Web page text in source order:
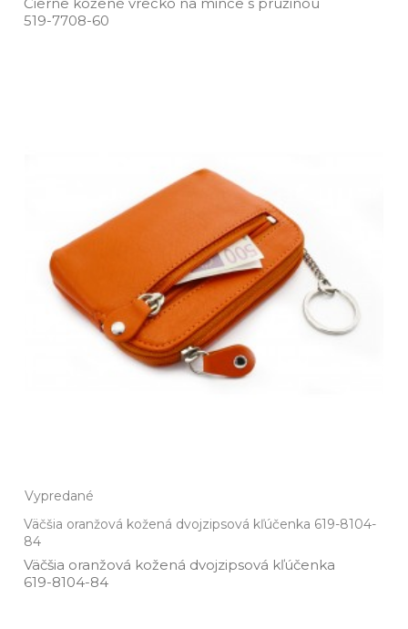
Čierne kožené vrecko na mince s pružinou
519­-7708­-60
Vypredané
Väčšia oranžová kožená dvojzipsová kľúčenka 619-8104-
84
Väčšia oranžová kožená dvojzipsová kľúčenka
619­-8104­-84